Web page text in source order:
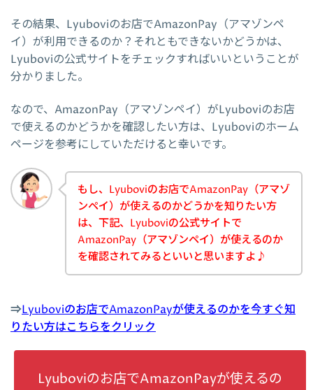
その結果、Lyuboviのお店でAmazonPay（アマゾンペ
イ）が利用できるのか？それともできないかどうかは、
Lyuboviの公式サイトをチェックすればいいということが
分かりました。
なので、AmazonPay（アマゾンペイ）がLyuboviのお店
で使えるのかどうかを確認したい方は、Lyuboviのホーム
ページを参考にしていただけると幸いです。
もし、Lyuboviのお店でAmazonPay（アマゾ
ンペイ）が使えるのかどうかを知りたい方
は、下記、Lyuboviの公式サイトで
AmazonPay（アマゾンペイ）が使えるのか
を確認されてみるといいと思いますよ♪
⇒Lyuboviのお店でAmazonPayが使えるのかを今すぐ知
りたい方はこちらをクリック
Lyuboviのお店でAmazonPayが使えるの